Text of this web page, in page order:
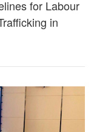
for Labour
in